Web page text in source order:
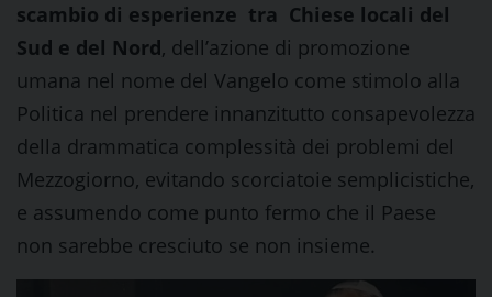
scambio di esperienze tra Chiese locali del
Sud e del Nord, dell’azione di promozione
umana nel nome del Vangelo come stimolo alla
Politica nel prendere innanzitutto consapevolezza
della drammatica complessità dei problemi del
Mezzogiorno, evitando scorciatoie semplicistiche,
e assumendo come punto fermo che il Paese
non sarebbe cresciuto se non insieme.